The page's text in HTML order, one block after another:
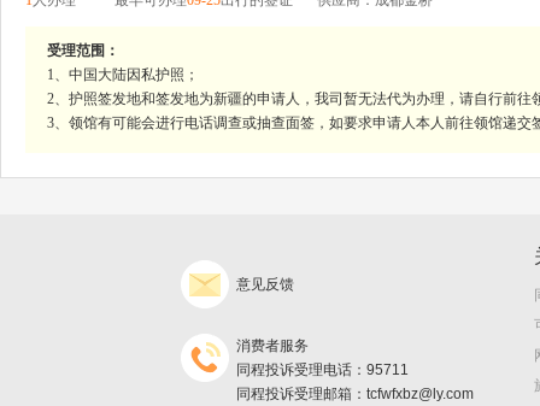
受理范围：
1、中国大陆因私护照；
2、护照签发地和签发地为新疆的申请人，我司暂无法代为办理，请自行前往
3、领馆有可能会进行电话调查或抽查面签，如要求申请人本人前往领馆递
意见反馈
消费者服务
同程投诉受理电话：95711
同程投诉受理邮箱：tcfwfxbz@ly.com